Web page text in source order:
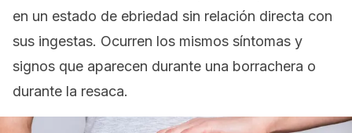
en un estado de ebriedad sin relación directa con
sus ingestas. Ocurren los mismos síntomas y
signos que aparecen durante una borrachera o
durante la resaca.